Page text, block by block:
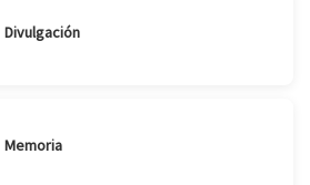
Divulgación
Memoria